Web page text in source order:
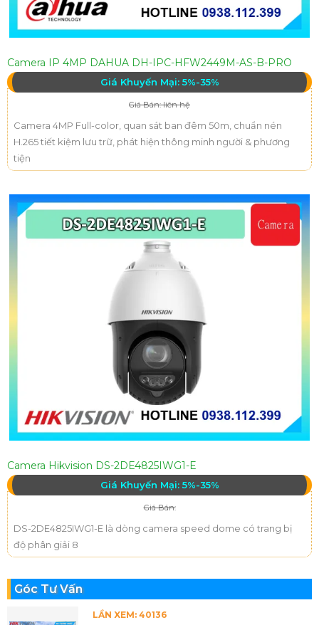
Camera IP 4MP DAHUA DH-IPC-HFW2449M-AS-B-PRO
Giá Khuyến Mại: 5%-35%
Giá Bán: liên hệ
Camera 4MP Full-color, quan sát ban đêm 50m, chuẩn nén
H.265 tiết kiệm lưu trữ, phát hiện thông minh người & phương
tiện
Camera Hikvision DS-2DE4825IWG1-E
Giá Khuyến Mại: 5%-35%
Giá Bán:
DS-2DE4825IWG1-E là dòng camera speed dome có trang bị
độ phân giải 8
Góc Tư Vấn
LẦN XEM: 40136